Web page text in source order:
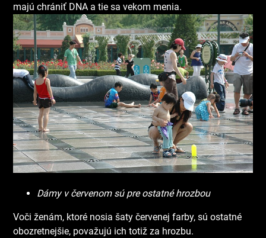
majú chrániť DNA a tie sa vekom menia.
Dámy v červenom sú pre ostatné hrozbou
Voči ženám, ktoré nosia šaty červenej farby, sú ostatné
obozretnejšie, považujú ich totiž za hrozbu.